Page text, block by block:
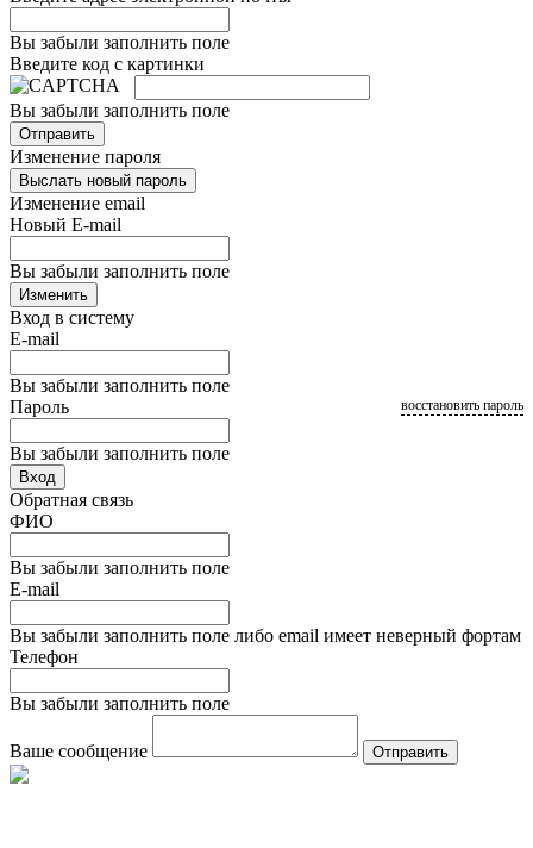
Вы забыли заполнить поле
Введите код с картинки
Вы забыли заполнить поле
Отправить
Изменение пароля
Выслать новый пароль
Изменение email
Новый E-mail
Вы забыли заполнить поле
Изменить
Вход в систему
E-mail
Вы забыли заполнить поле
Пароль
Вы забыли заполнить поле
восстановить пароль
Вход
Обратная связь
ФИО
Вы забыли заполнить поле
E-mail
Вы забыли заполнить поле либо email имеет неверный фортам
Телефон
Вы забыли заполнить поле
Ваше сообщение Отправить